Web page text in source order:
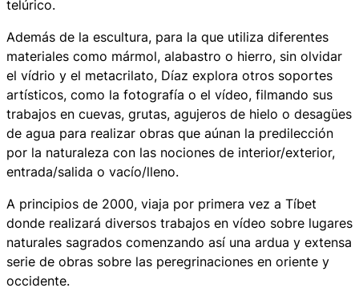
telúrico.
Además de la escultura, para la que utiliza diferentes
materiales como mármol, alabastro o hierro, sin olvidar
el vídrio y el metacrilato, Díaz explora otros soportes
artísticos, como la fotografía o el vídeo, filmando sus
trabajos en cuevas, grutas, agujeros de hielo o desagües
de agua para realizar obras que aúnan la predilección
por la naturaleza con las nociones de interior/exterior,
entrada/salida o vacío/lleno.
A principios de 2000, viaja por primera vez a Tíbet
donde realizará diversos trabajos en vídeo sobre lugares
naturales sagrados comenzando así una ardua y extensa
serie de obras sobre las peregrinaciones en oriente y
occidente.